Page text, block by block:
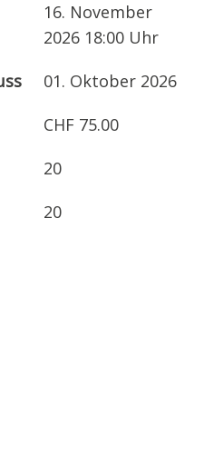
16. November
2026 18:00 Uhr
01. Oktober 2026
CHF 75.00
20
20